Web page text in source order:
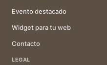
Evento destacado
Widget para tu web
Contacto
LEGAL